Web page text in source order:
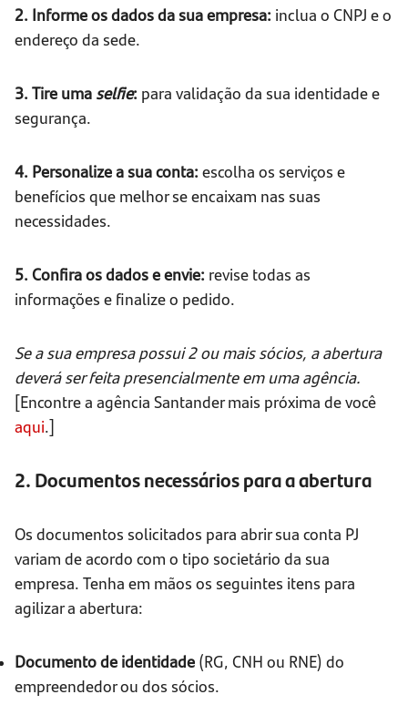
2. Informe os dados da sua empresa: inclua o CNPJ e o
endereço da sede.
3. Tire uma selfie: para validação da sua identidade e
segurança.
4. Personalize a sua conta: escolha os serviços e
benefícios que melhor se encaixam nas suas
necessidades.
5. Confira os dados e envie: revise todas as
informações e finalize o pedido.
Se a sua empresa possui 2 ou mais sócios, a abertura
deverá ser feita presencialmente em uma agência.
[Encontre a agência Santander mais próxima de você
aqui.]
2. Documentos necessários para a abertura
Os documentos solicitados para abrir sua conta PJ
variam de acordo com o tipo societário da sua
empresa. Tenha em mãos os seguintes itens para
agilizar a abertura:
Documento de identidade (RG, CNH ou RNE) do
empreendedor ou dos sócios.